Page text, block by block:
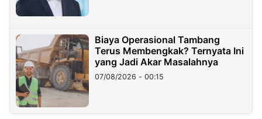
Biaya Operasional Tambang
Terus Membengkak? Ternyata Ini
yang Jadi Akar Masalahnya
07/08/2026 - 00:15